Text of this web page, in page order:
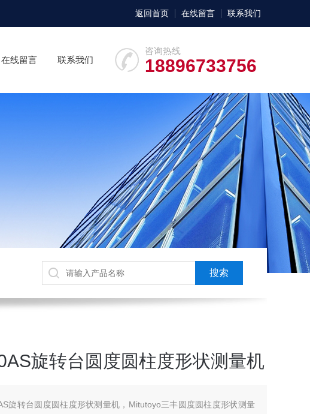
返回首页 在线留言 联系我们
咨询热线
18896733756
在线留言 联系我们
旋转台圆度圆柱度形状测量机
旋转台圆度圆柱度形状测量机，Mitutoyo三丰圆度圆柱度形状测量